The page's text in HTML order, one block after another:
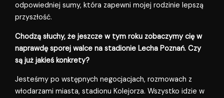
odpowiedniej sumy, która zapewni mojej rodzinie lepszą
przyszłość.
Chodzą słuchy, że jeszcze w tym roku zobaczymy cię w
naprawdę sporej walce na stadionie Lecha Poznań. Czy
są już jakieś konkrety?
Jesteśmy po wstępnych negocjacjach, rozmowach z
włodarzami miasta, stadionu Kolejorza. Wszystko idzie w